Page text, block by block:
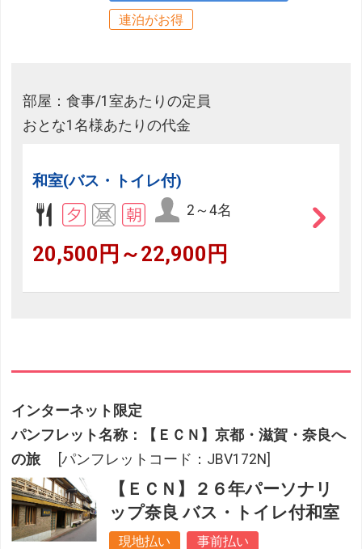
連泊がお得
部屋：食事/1室あたりの定員
おとな1名様あたりの代金
和室(バス・トイレ付)
2～4名
20,500円～22,900円
インターネット限定
パンフレット名称：【ＥＣＮ】京都・滋賀・奈良へ
の旅
[パンフレットコード：JBV172N]
【ＥＣＮ】２６年パーソナリ
ップ奈良 バス・トイレ付和室
現地払い 事前払い